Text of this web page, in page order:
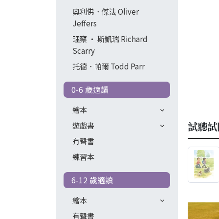
奧利佛．傑法 Oliver
Jeffers
理察 ‧ 斯凱瑞 Richard
Scarry
托德．帕爾 Todd Parr
0-6 歲適讀
繪本
遊戲書
有聲書
練習本
6-12 歲適讀
繪本
有聲書
試聽